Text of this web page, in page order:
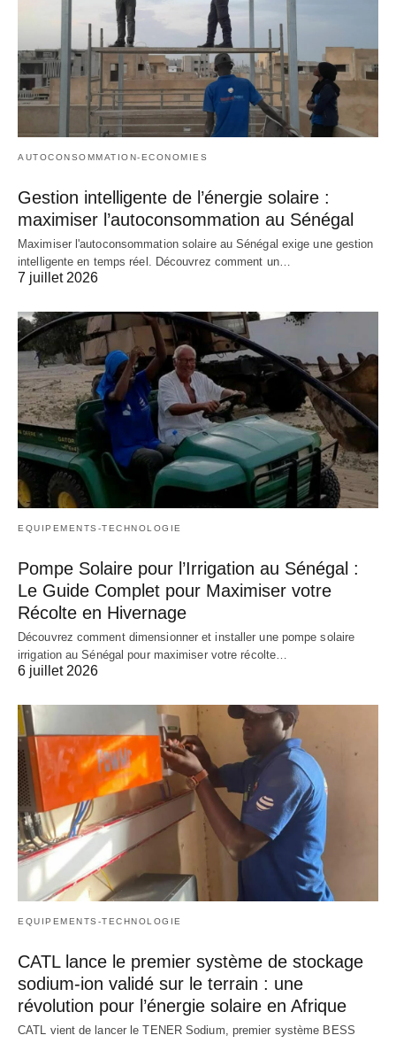
AUTOCONSOMMATION-ECONOMIES
Gestion intelligente de l’énergie solaire :
maximiser l’autoconsommation au Sénégal
Maximiser l'autoconsommation solaire au Sénégal exige une gestion
intelligente en temps réel. Découvrez comment un…
7 juillet 2026
EQUIPEMENTS-TECHNOLOGIE
Pompe Solaire pour l’Irrigation au Sénégal :
Le Guide Complet pour Maximiser votre
Récolte en Hivernage
Découvrez comment dimensionner et installer une pompe solaire
irrigation au Sénégal pour maximiser votre récolte…
6 juillet 2026
EQUIPEMENTS-TECHNOLOGIE
CATL lance le premier système de stockage
sodium-ion validé sur le terrain : une
révolution pour l’énergie solaire en Afrique
CATL vient de lancer le TENER Sodium, premier système BESS